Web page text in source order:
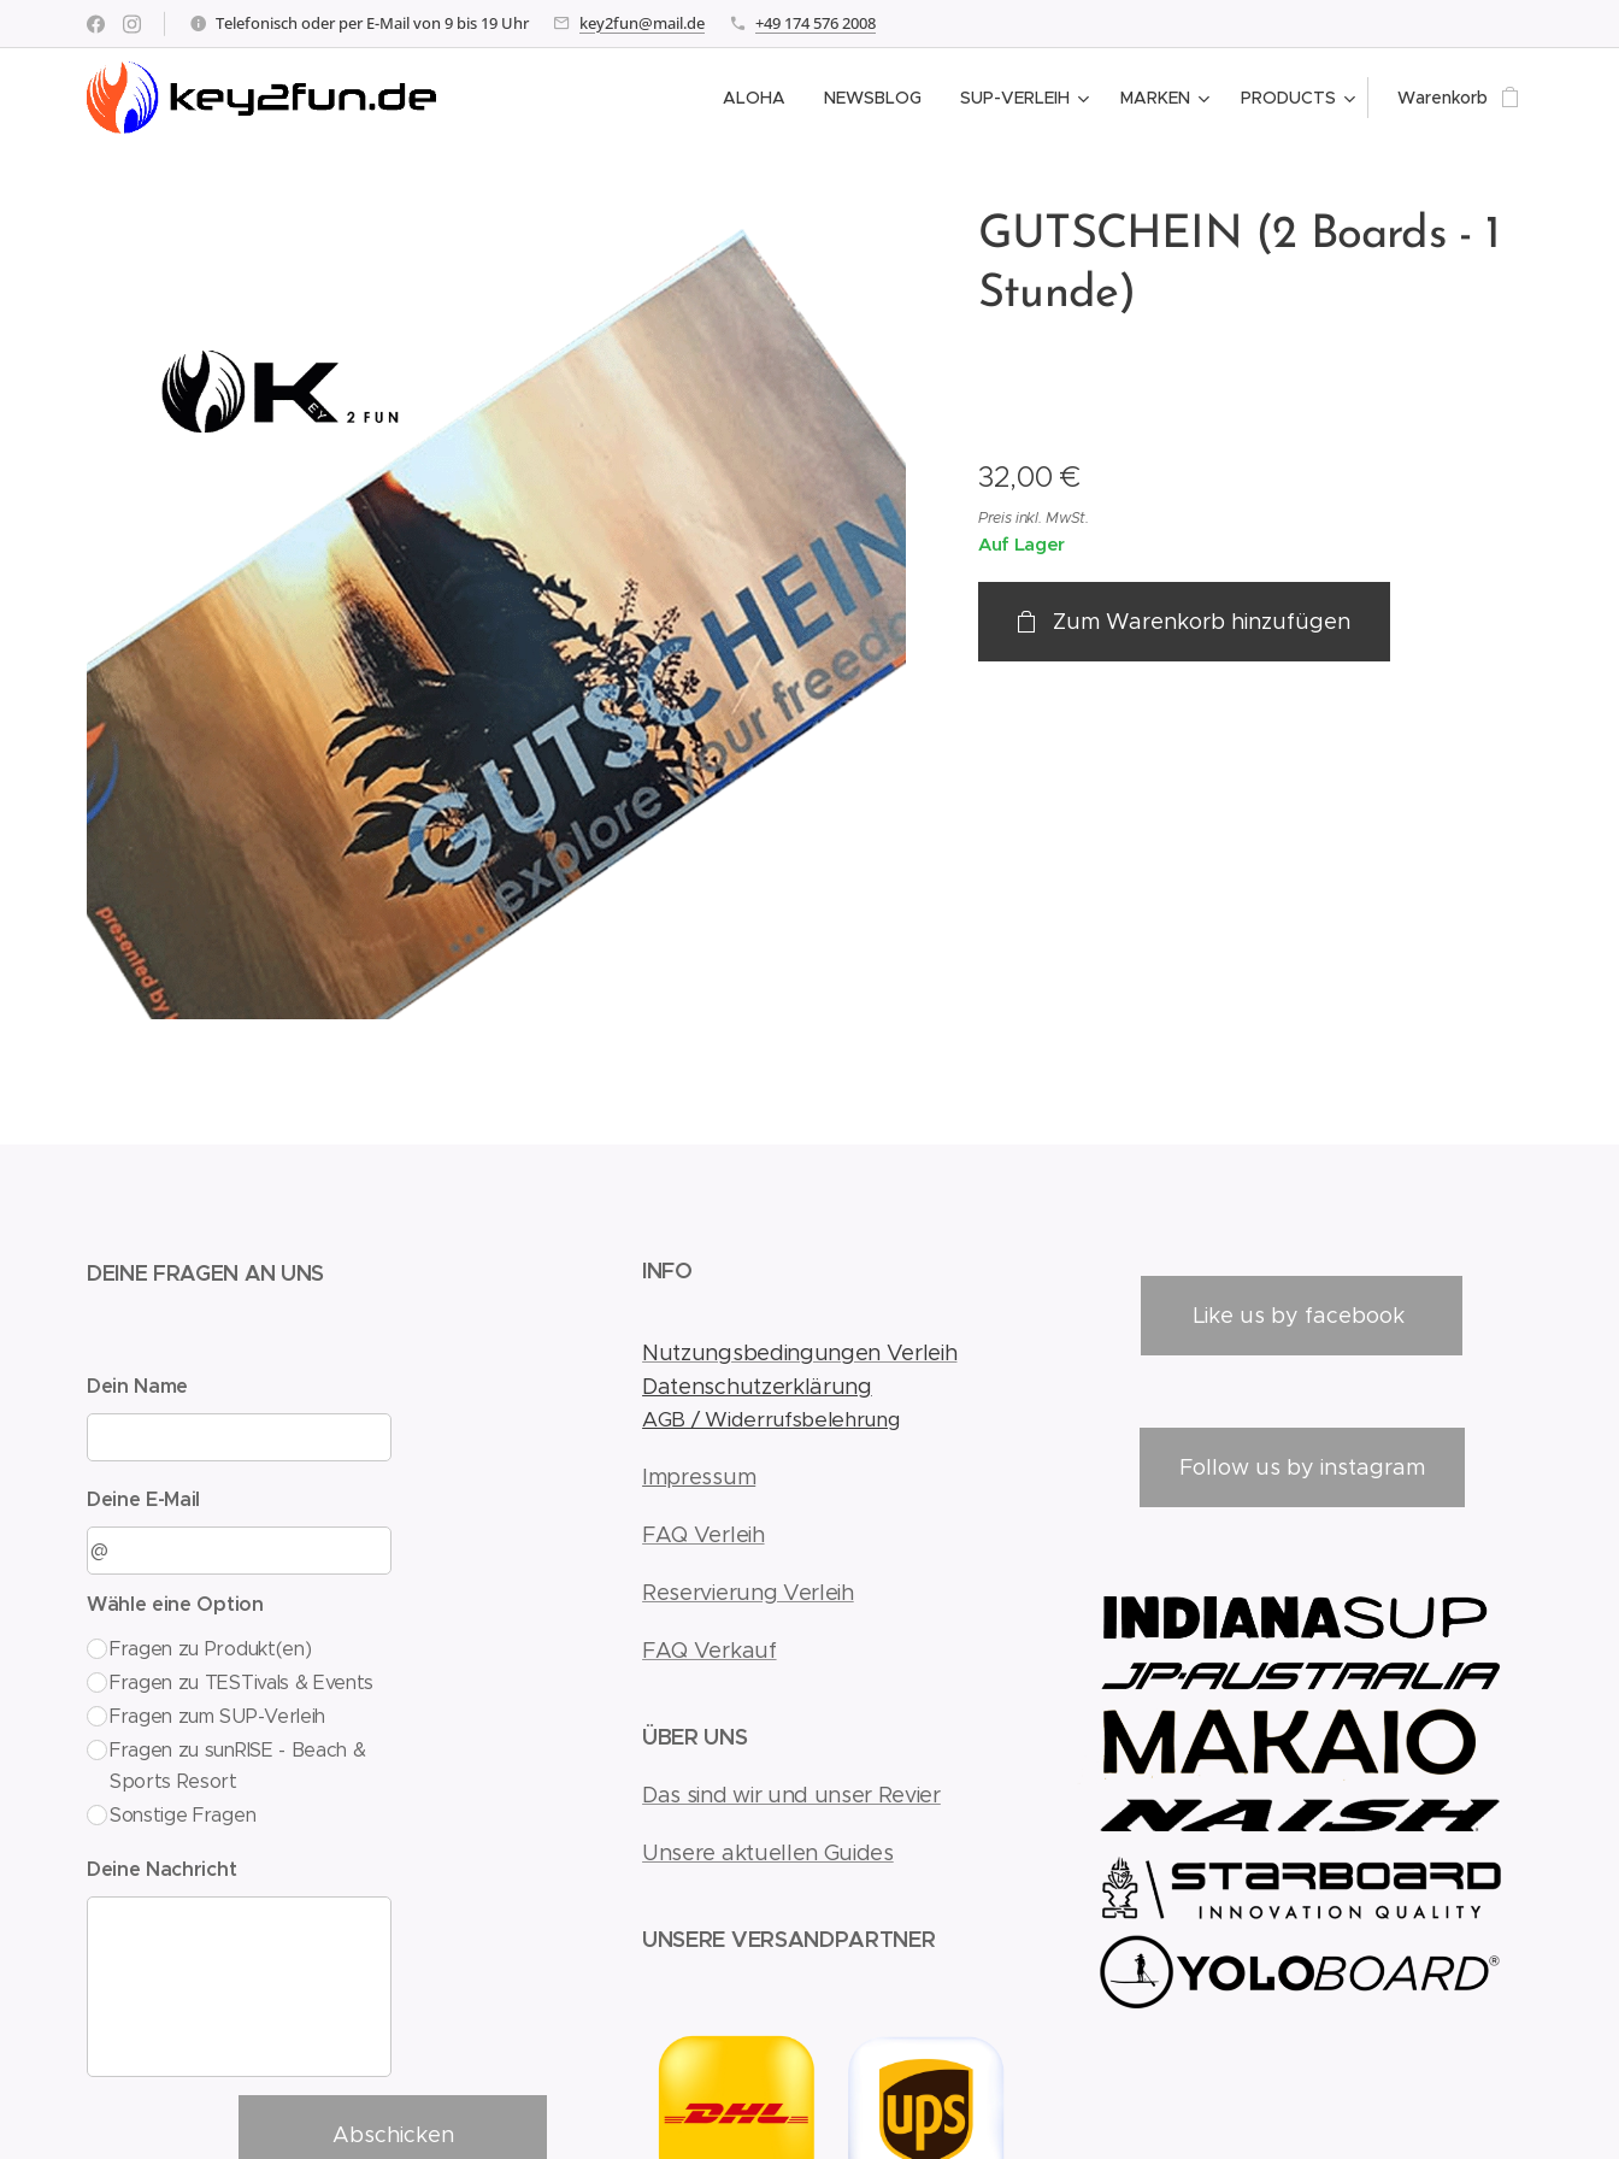
Telefonisch oder per E-Mail von 9 bis 19 Uhr key2fun@mail.de +49 174 576 2008
ALOHA NEWSBLOG SUP-VERLEIH MARKEN PRODUCTS Warenkorb
GUTSCHEIN (2 Boards - 1
Stunde)
32,00 €
Preis inkl. MwSt.
Auf Lager
Zum Warenkorb hinzufügen
DEINE FRAGEN AN UNS
Dein Name
Deine E-Mail
Wähle eine Option
Fragen zu Produkt(en)
Fragen zu TESTivals & Events
Fragen zum SUP-Verleih
Fragen zu sunRISE - Beach &
Sports Resort
Sonstige Fragen
Deine Nachricht
Abschicken
INFO
Nutzungsbedingungen Verleih
Datenschutzerklärung
AGB / Widerrufsbelehrung
Impressum
FAQ Verleih
Reservierung Verleih
FAQ Verkauf
ÜBER UNS
Das sind wir und unser Revier
Unsere aktuellen Guides
UNSERE VERSANDPARTNER
Like us by facebook
Follow us by instagram